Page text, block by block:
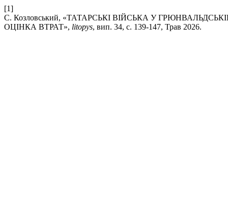
[1]
С. Козловський, «ТАТАРСЬКІ ВІЙСЬКА У
ОЦІНКА ВТРАТ», litopys, вип. 34, с. 139-147, Трав 2026.